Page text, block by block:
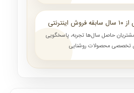
اینترنتی
مشتریان حاصل سال‌ها تجربه، پاسخگویی
تخصصی محصولات روشنایی